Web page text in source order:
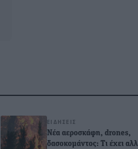
ΕΙΔΉΣΕΙΣ
Νέα αεροσκάφη, drones,
δασοκομάντος: Τι έχει